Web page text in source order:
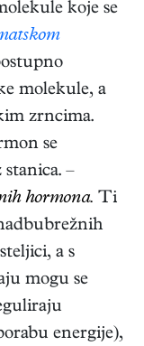
koje se
molekule, a
zrncima.
se
stanica. –
hormona. Ti
a s
mogu se
energije),